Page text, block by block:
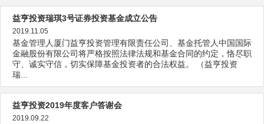
益亨投资瑞琪3号证券投资基金成立公告
2019.11.05
基金管理人厦门益亨投资管理有限责任公司、基金托管人中国国际
金融股份有限公司将严格按照法律法规和基金合同的约定，恪尽职
守、诚实守信，切实保障基金投资者的合法权益。 （益亨投资
瑞...
益亨投资2019年度客户答谢会
2019.09.22